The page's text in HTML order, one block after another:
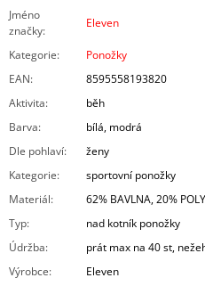
Jméno
značky:
Eleven
Kategorie:
Ponožky
EAN:
8595558193820
Aktivita:
běh
Barva:
bílá, modrá
Dle pohlaví:
ženy
Kategorie:
sportovní ponožky
Materiál:
62% BAVLNA, 20%
Typ:
nad kotník ponožky
Údržba:
prát max na 40 st,
Výrobce:
Eleven